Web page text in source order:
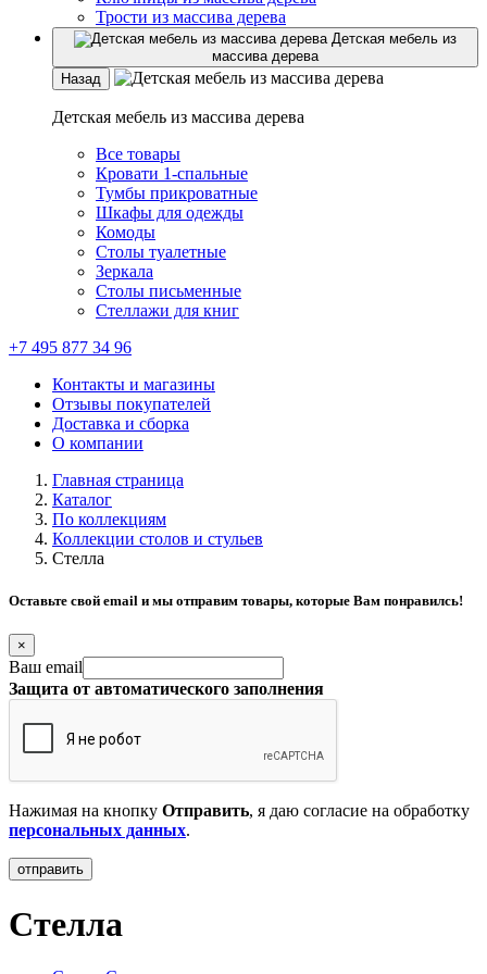
Трости из массива дерева
Детская мебель из
массива дерева
Назад
Детская мебель из массива дерева
Все товары
Кровати 1-спальные
Тумбы прикроватные
Шкафы для одежды
Комоды
Столы туалетные
Зеркала
Столы письменные
Стеллажи для книг
+7 495 877 34 96
Контакты и магазины
Отзывы покупателей
Доставка и сборка
О компании
Главная страница
Каталог
По коллекциям
Коллекции столов и стульев
Стелла
Оставьте свой email и мы отправим товары, которые Вам понравилсь!
×
Ваш email
Защита от автоматического заполнения
Нажимая на кнопку Отправить, я даю согласие на обработку
персональных данных.
Стелла